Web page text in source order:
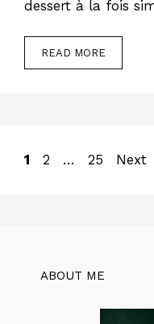
dessert à la fois
READ MORE
Page
1 Page
2 … Page
25 Next
ABOUT ME